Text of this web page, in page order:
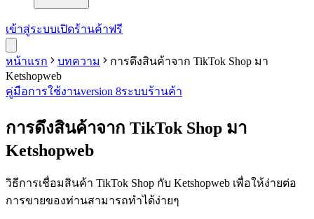
เข้าสู่ระบบเปิดร้านค้าฟรี
หน้าแรก บทความ
การดึงสินค้าจาก TikTok Shop มา
Ketshopweb
คู่มือการใช้งานversion 8ระบบร้านค้า
การดึงสินค้าจาก TikTok Shop มา
Ketshopweb
วิธีการเชื่อมสินค้า TikTok Shop กับ Ketshopweb เพื่อให้ง่ายต่อ
การขายของท่านสามารถทำได้ง่ายๆ